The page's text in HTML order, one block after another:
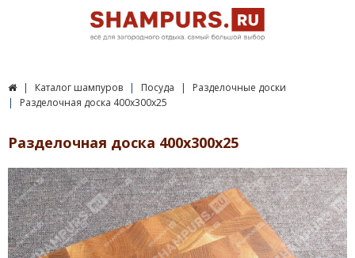
Каталог шампуров Посуда
Разделочные доски
Разделочная доска 400х300х25
Разделочная доска 400х300х25